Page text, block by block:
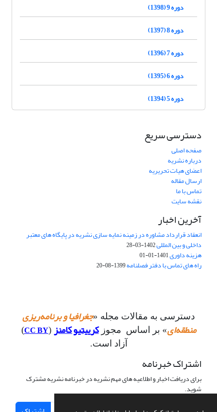
دوره 9 (1398)
دوره 8 (1397)
دوره 7 (1396)
دوره 6 (1395)
دوره 5 (1394)
دسترسی سریع
صفحه اصلی
درباره نشریه
اعضای هیات تحریریه
ارسال مقاله
تماس با ما
نقشه سایت
آخرین اخبار
انعقاد قرارداد مشاوره در زمینه نمایه سازی نشریه در پایگاه های معتبر
داخلی و بین المللی1402-03-28
هزینه داوری1401-01-01
راه های تماس با دفتر فصلنامه1399-08-20
دسترسی به مقالات مجله «جغرافیا و برنامه‌ریزی
منطقه‌ای» بر اساس مجوزکرییتیو کامنز (
CC BY
)
آزاد است.
اشتراک خبرنامه
برای دریافت اخبار و اطلاعیه های مهم نشریه در خبرنامه نشریه مشترک
شوید.